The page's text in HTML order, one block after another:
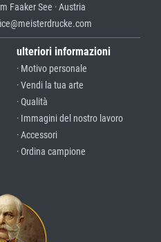
Faaker See · Austria
ulteriori informazioni
· Motivo personale
· Vendi la tua arte
· Qualità
· Immagini del nostro lavoro
· Accessori
· Ordina campione